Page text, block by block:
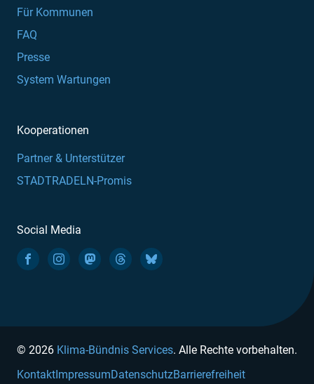
Für Kommunen
FAQ
Presse
System Wartungen
Kooperationen
Partner & Unterstützer
STADTRADELN-Promis
Social Media
© 2026 Klima-Bündnis Services. Alle Rechte vorbehalten.
KontaktImpressumDatenschutzBarrierefreiheit